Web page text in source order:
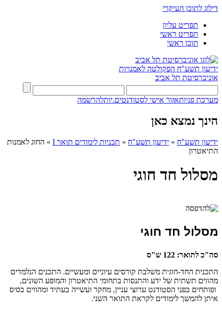
דילוג לתוכן העיקרי
תפריט עליון
תפריט ראשי
תוכן ראשי
ידיעון תשע"ח הפקולטה לאמנויות
אוניברסיטת תל אביב
מערכת פניותאזור אישי לסטודנטים.יותלהרשמה
הינך נמצא כאן
ידיעון תשע"ח » ידיעון תשע"ח » תכניות לימודים תואר I » החוג לאמנות
התיאטרון
מסלול חד חוגי
מסלול חד חוגי
סה"כ לתואר: 122 ש"ס
התכנית החד-חוגית משלבת קורסים עיוניים ומעשיים. התכנים הנלמדים
מהווים תשתית של ידע והתנסות בתחומי התיאטרון והמופע השונים,
ופותחים בפני הסטודנט ערוצי עניין, מחקר ועשייה בעתיד ומהווים בסיס
איתן להמשך לימודים לקראת התואר השני.